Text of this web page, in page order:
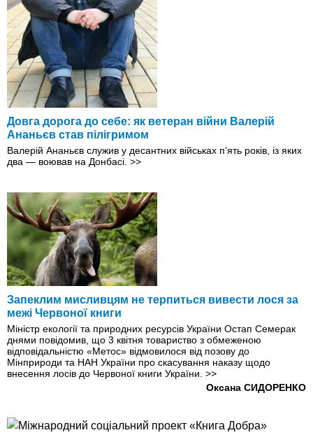
Довга дорога до себе: як ветеран війни Валерій
Ананьєв став пілігримом
Валерій Ананьєв служив у десантних військах п’ять років, із яких
два — воював на Донбасі. >>
Запеклим мисливцям не терпиться вивести лося за
межі Червоної книги
Міністр екології та природних ресурсів України Остап Семерак
днями повідомив, що 3 квітня товариство з обмеженою
відповідальністю «Метос» відмовилося від позову до
Мінприроди та НАН України про скасування наказу щодо
внесення лосів до Червоної книги України. >>
Оксана СИДОРЕНКО